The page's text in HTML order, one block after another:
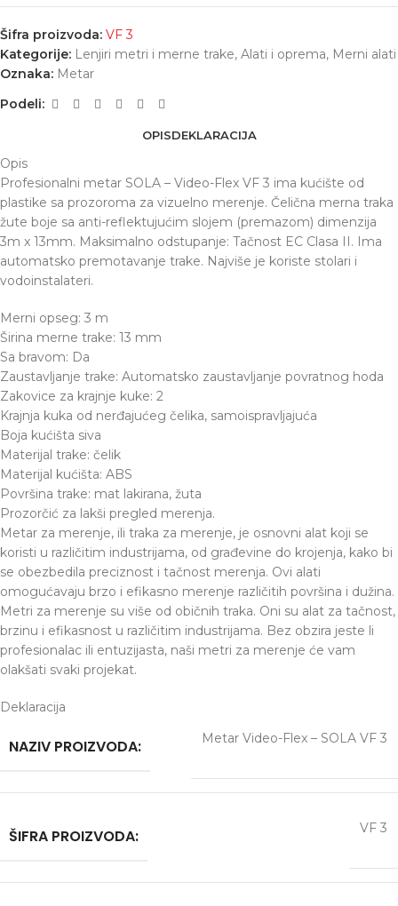
Šifra proizvoda: VF 3
Kategorije: Lenjiri metri i merne trake, Alati i oprema, Merni alati
Oznaka: Metar
Podeli:
OPISDEKLARACIJA
Opis
Profesionalni metar SOLA – Video-Flex VF 3 ima kućište od
plastike sa prozoroma za vizuelno merenje. Čelična merna traka
žute boje sa anti-reflektujućim slojem (premazom) dimenzija
3m x 13mm. Maksimalno odstupanje: Tačnost EC Clasa II. Ima
automatsko premotavanje trake. Najviše je koriste stolari i
vodoinstalateri.
Merni opseg: 3 m
Širina merne trake: 13 mm
Sa bravom: Da
Zaustavljanje trake: Automatsko zaustavljanje povratnog hoda
Zakovice za krajnje kuke: 2
Krajnja kuka od nerđajućeg čelika, samoispravljajuća
Boja kućišta siva
Materijal trake: čelik
Materijal kućišta: ABS
Površina trake: mat lakirana, žuta
Prozorčić za lakši pregled merenja.
Metar za merenje, ili traka za merenje, je osnovni alat koji se
koristi u različitim industrijama, od građevine do krojenja, kako bi
se obezbedila preciznost i tačnost merenja. Ovi alati
omogućavaju brzo i efikasno merenje različitih površina i dužina.
Metri za merenje su više od običnih traka. Oni su alat za tačnost,
brzinu i efikasnost u različitim industrijama. Bez obzira jeste li
profesionalac ili entuzijasta, naši metri za merenje će vam
olakšati svaki projekat.
Deklaracija
NAZIV PROIZVODA: Metar Video-Flex – SOLA VF 3
ŠIFRA PROIZVODA: VF 3